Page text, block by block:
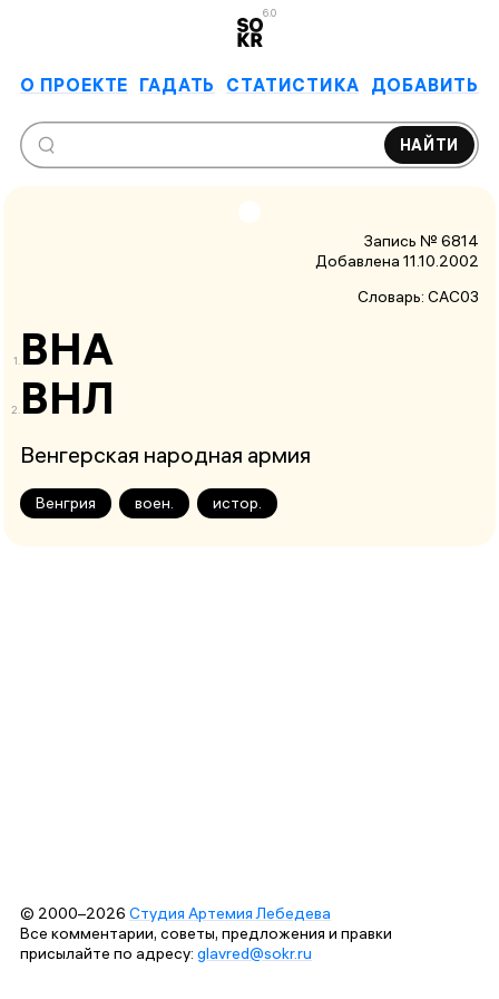
6.0
О ПРОЕКТЕ ГАДАТЬ СТАТИСТИКА ДОБАВИТЬ
НАЙТИ
Запись № 6814
Добавлена 11.10.2002
Словарь: САС03
ВНА
ВНЛ
Венгерская народная армия
Венгрия воен. истор.
© 2000–2026 Студия Артемия Лебедева
Все комментарии, советы, предложения и правки
присылайте по адресу: glavred@sokr.ru